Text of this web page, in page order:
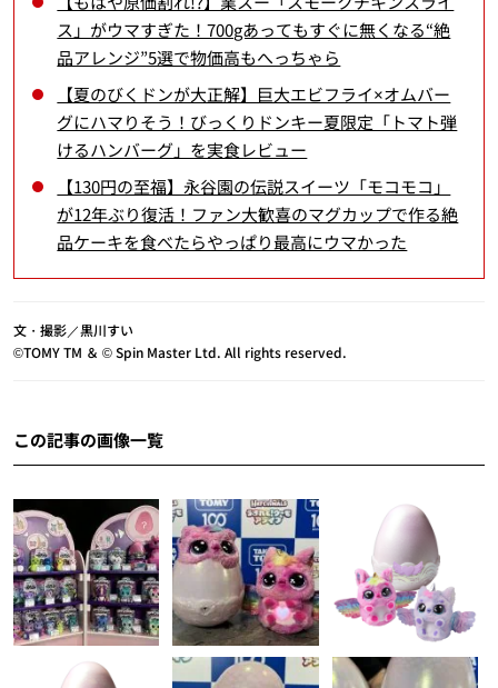
ス」がウマすぎた！700gあってもすぐに無くなる“絶
品アレンジ”5選で物価高もへっちゃら
【夏のびくドンが大正解】巨大エビフライ×オムバー
グにハマりそう！びっくりドンキー夏限定「トマト弾
けるハンバーグ」を実食レビュー
【130円の至福】永谷園の伝説スイーツ「モコモコ」
が12年ぶり復活！ファン大歓喜のマグカップで作る絶
品ケーキを食べたらやっぱり最高にウマかった
文・撮影／黒川すい
©TOMY TM ＆ © Spin Master Ltd. All rights reserved.
この記事の画像一覧